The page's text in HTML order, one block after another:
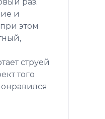
и
этом
струей
того